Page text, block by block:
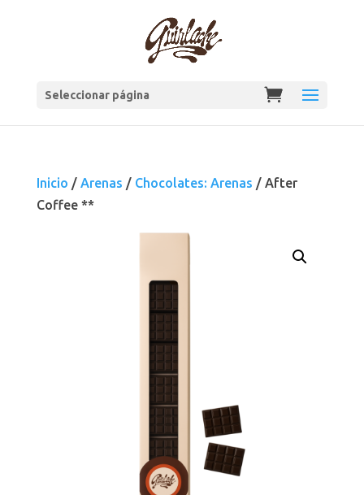
Seleccionar página
Inicio / Arenas / Chocolates: Arenas / After
Coffee **